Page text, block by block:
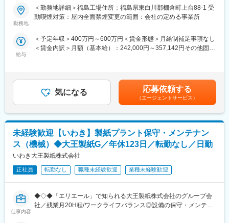
■引っ越し代負担（一部）
■物件下見の交通費／ホテル代
【同社について】
唯一のCDMO専業メーカーで、日・米・欧の3極GMPだけでな
く、東南アジア、中南米、中東、アフリカを含めた多数の国の
GMP認証を取得しているため、グローバル展開のサポートが可能
製造のご要望は年々増加しており、フェーズの浅い小スケールか
ら、最終フェーズの大スケールまで柔軟に対応します。
変更の範囲：会社の定める業務
■募集背景：
・近年災害対策が強化された影響による業績好調の為の増員募集
■業務内容：
・公共工事等で使用されるコンクリート二次製品の製造を行う当
・生産スケジュールの計画や調整
・生産に必要な資材の発注や在庫、納期管理
・完成品の出荷管理等 ※当社の製品は特殊品を多く扱っていま
す。
■製品について：
・「目に見える、身近にある」コンクリート二次製品。
・都市部の駐車場などの地下にある雨水貯水施設、道路の側溝、
高速道路の高架下の中央分離擁壁、水路や河川、港湾の護岸、身
近なところで使用されています。
・入社後は2週間製造現場研修の後、配属先OJTとなります。
先輩社員の業務を手伝って頂きながら、業務を覚えて頂く予定で
勤務地
＜勤務地詳細＞福島工場住所：福島県東白川郡棚倉町上台88-1 受
動喫煙対策：屋内全面禁煙変更の範囲：会社の定める事業所
給与
＜予定年収＞400万円～600万円＜賃金形態＞月給制補足事項なし
＜賃金内訳＞月額（基本給）：242,000円～357,142円その他固定
月／満額5.8ヶ月分）賃金はあくまでも目安の金額であり、選考を
通じて上下する可能性があります。月給(月額)は固定手当を含めた
表記です。
気になる 応募依頼する
（エージェントサービス）
未経験歓迎【いわき】製紙プラント保守・メンテナン
ス（機械）◆大王製紙G／年休123日／転勤なし／日勤
いわき大王製紙株式会社
正社員 転勤なし 職種未経験歓迎 業種未経験歓迎
仕事内容
◆◇◆「エリエール」で知られる大王製紙株式会社のグループ会
社／残業月20H程/ワークライフバランス◎設備の保守・メンテナ